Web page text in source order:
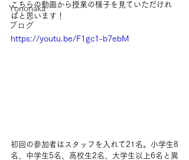
Yononaka
ブログ
こちらの動画から授業の様子を見ていただけれ
ばと思います！
https://youtu.be/F1gc1-b7ebM
初回の参加者はスタッフを入れて21名。小学生8
名、中学生5名、高校生2名、大学生以上6名と異